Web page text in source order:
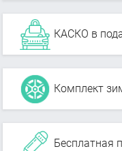
КАСКО в
Комплект
Бесплатная